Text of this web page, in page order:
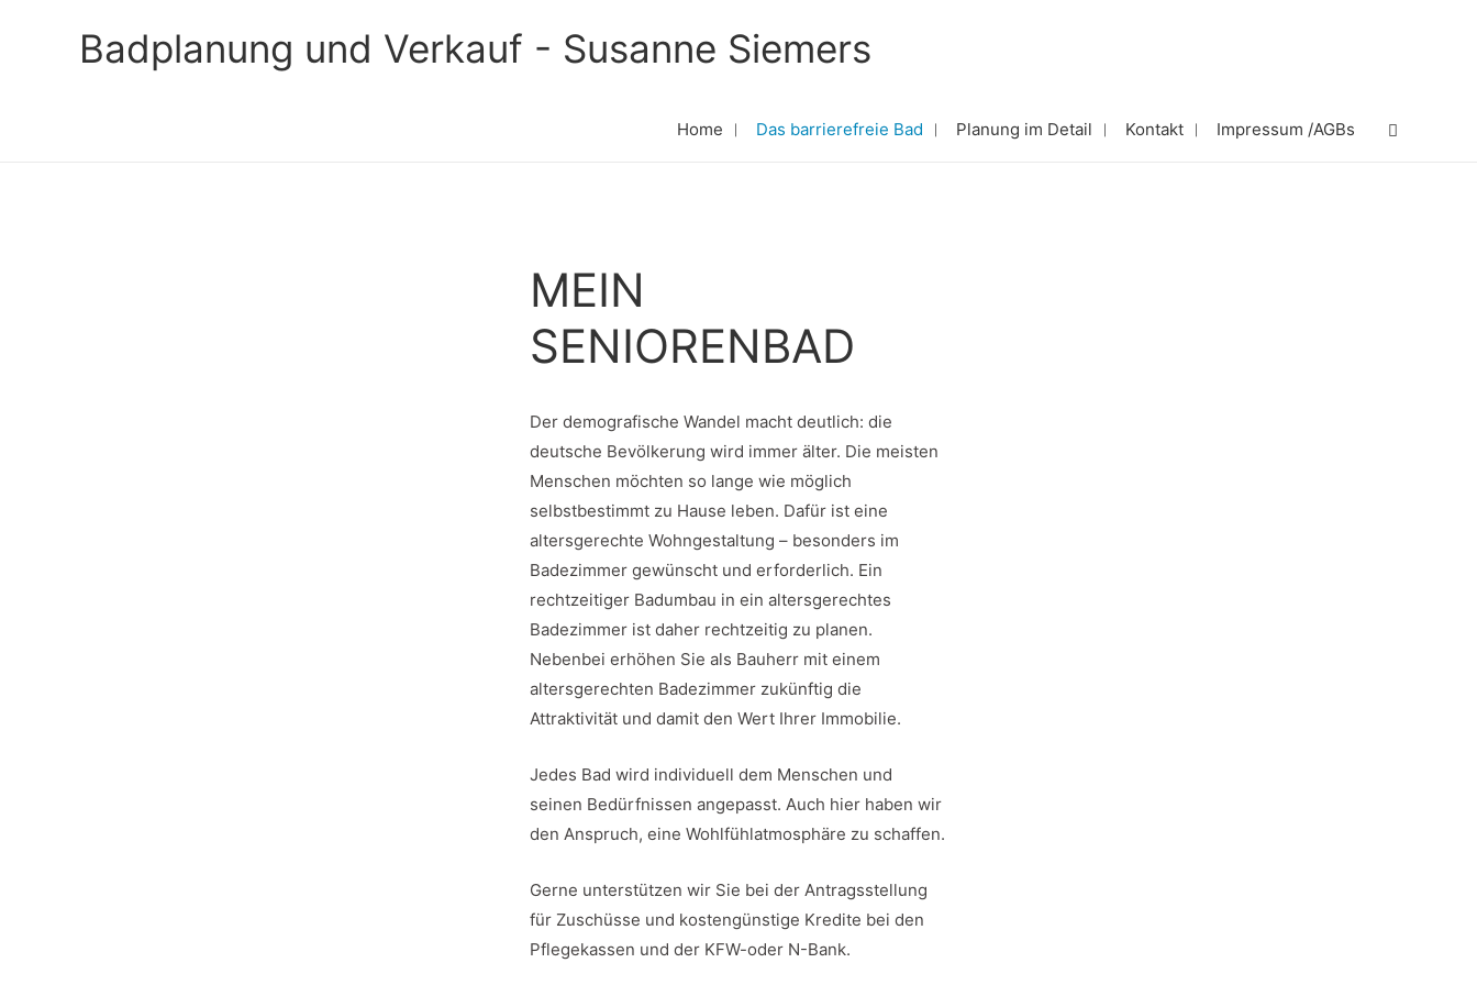
Badplanung und Verkauf - Susanne Siemers
Home Das barrierefreie Bad Planung im Detail Kontakt Impressum /AGBs
MEIN
SENIORENBAD
Der demografische Wandel macht deutlich: die
deutsche Bevölkerung wird immer älter. Die meisten
Menschen möchten so lange wie möglich
selbstbestimmt zu Hause leben. Dafür ist eine
altersgerechte Wohngestaltung – besonders im
Badezimmer gewünscht und erforderlich. Ein
rechtzeitiger Badumbau in ein altersgerechtes
Badezimmer ist daher rechtzeitig zu planen.
Nebenbei erhöhen Sie als Bauherr mit einem
altersgerechten Badezimmer zukünftig die
Attraktivität und damit den Wert Ihrer Immobilie.
Jedes Bad wird individuell dem Menschen und
seinen Bedürfnissen angepasst. Auch hier haben wir
den Anspruch, eine Wohlfühlatmosphäre zu schaffen.
Gerne unterstützen wir Sie bei der Antragsstellung
für Zuschüsse und kostengünstige Kredite bei den
Pflegekassen und der KFW-oder N-Bank.